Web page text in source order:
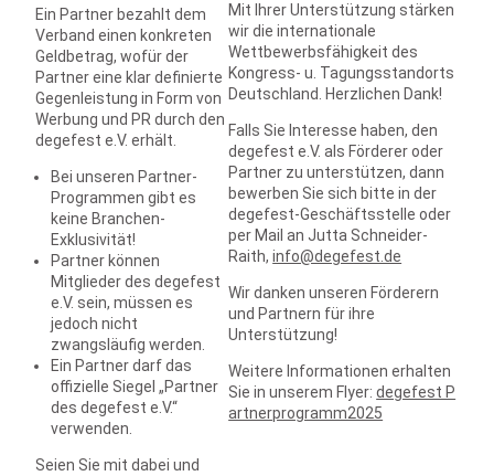
Ein Partner bezahlt dem
Verband einen konkreten
Geldbetrag, wofür der
Partner eine klar definierte
Gegenleistung in Form von
Werbung und PR durch den
degefest e.V. erhält.
Bei unseren Partner-
Programmen gibt es
keine Branchen-
Exklusivität!
Partner können
Mitglieder des degefest
e.V. sein, müssen es
jedoch nicht
zwangsläufig werden.
Ein Partner darf das
offizielle Siegel „Partner
des degefest e.V.“
verwenden.
Seien Sie mit dabei und
Mit Ihrer Unterstützung stärken
wir die internationale
Wettbewerbsfähigkeit des
Kongress- u. Tagungsstandorts
Deutschland. Herzlichen Dank!
Falls Sie Interesse haben, den
degefest e.V. als Förderer oder
Partner zu unterstützen, dann
bewerben Sie sich bitte in der
degefest-Geschäftsstelle oder
per Mail an Jutta Schneider-
Raith,info@degefest.de
Wir danken unseren Förderern
und Partnern für ihre
Unterstützung!
Weitere Informationen erhalten
Sie in unserem Flyer:degefest P
artnerprogramm2025